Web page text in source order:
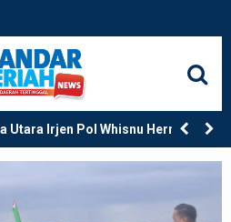
Utara Irjen Pol Whisnu Hermawan
Secara Langsung Mako Polres
Kecamatan Padang Bolak